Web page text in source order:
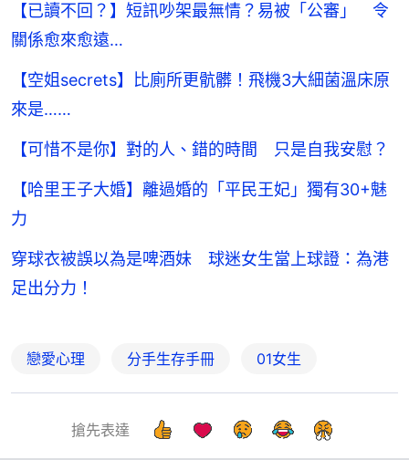
【已讀不回？】短訊吵架最無情？易被「公審」 令
關係愈來愈遠…
【空姐secrets】比廁所更骯髒！飛機3大細菌溫床原
來是……
【可惜不是你】對的人、錯的時間 只是自我安慰？
【哈里王子大婚】離過婚的「平民王妃」獨有30+魅
力
穿球衣被誤以為是啤酒妹 球迷女生當上球證：為港
足出分力！
戀愛心理 分手生存手冊 01女生
搶先表達